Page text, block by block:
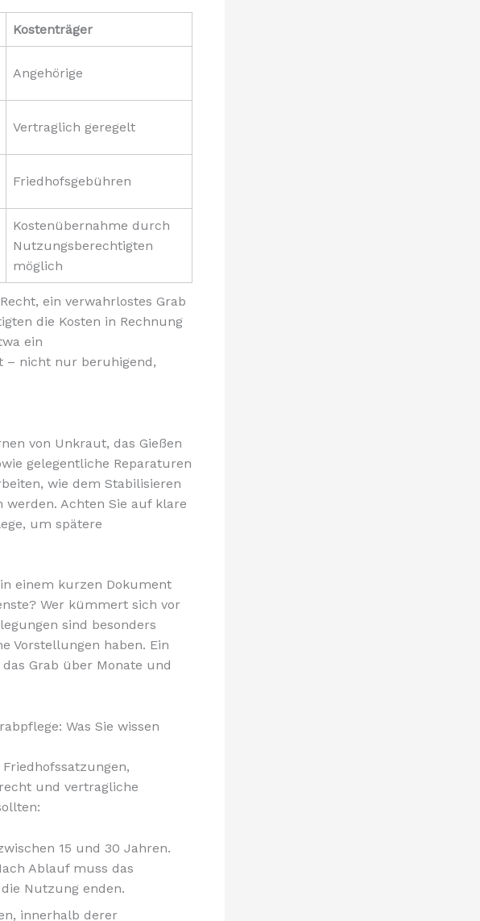
Kostenträger
Angehörige
Vertraglich geregelt
Friedhofsgebühren
Kostenübernahme durch
Nutzungsberechtigten
möglich
ein verwahrlostes Grab
die Kosten in Rechnung
ein
– nicht nur beruhigend,
von Unkraut, das Gießen
gelegentliche Reparaturen
wie dem Stabilisieren
werden. Achten Sie auf klare
um spätere
einem kurzen Dokument
Wer kümmert sich vor
sind besonders
Vorstellungen haben. Ein
Grab über Monate und
Was Sie wissen
und vertragliche
15 und 30 Jahren.
Ablauf muss das
Nutzung enden.
innerhalb derer